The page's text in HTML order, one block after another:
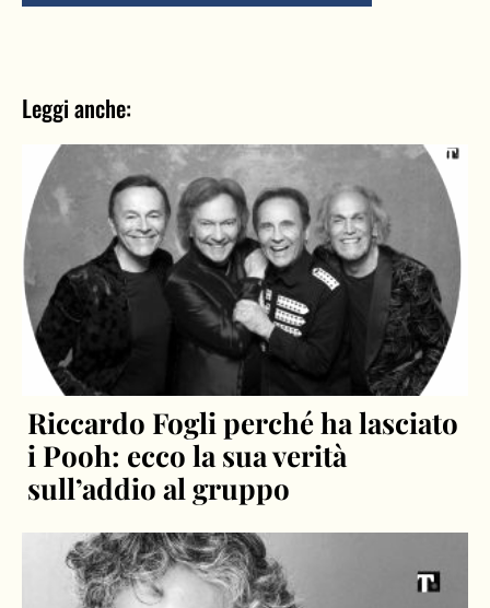
Leggi anche:
Riccardo Fogli perché ha lasciato
i Pooh: ecco la sua verità
sull’addio al gruppo